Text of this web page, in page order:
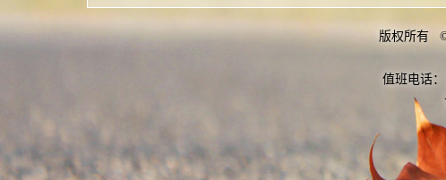
版权所有
值班电话